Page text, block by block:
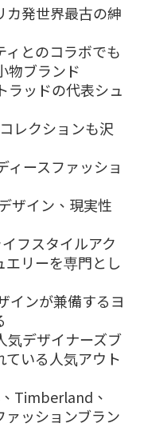
カ発世界最古の紳
ィとのコラボでも
物ブランド
ラッドの代表シュ
レクションも沢
ィースファッショ
ザイン、現実性
イフスタイルアク
リーを専門とし
インが兼備するヨ
気デザイナーズブ
ている人気アウト
Timberland、
ァッションブラン